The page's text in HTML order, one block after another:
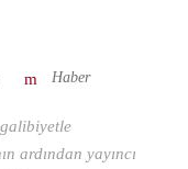
Haber
ardından yayıncı